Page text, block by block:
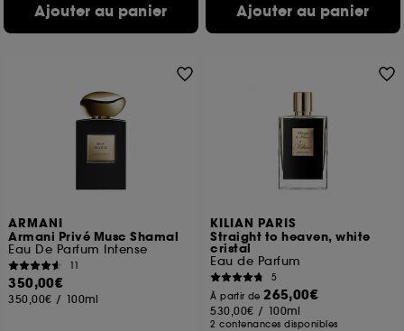
Ajouter au panier Ajouter au panier
ARMANI
Armani Privé Musc Shamal
Eau De Parfum Intense
11
350,00€
350,00€ / 100ml
KILIAN PARIS
Straight to heaven, white
cristal
Eau de Parfum
5
À partir de265,00€
530,00€ / 100ml
2 contenances disponibles